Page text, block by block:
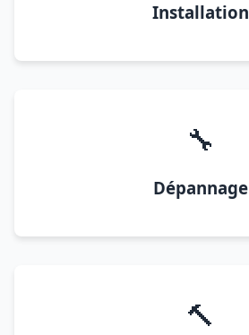
Installation
🔧
Dépannage
🔨